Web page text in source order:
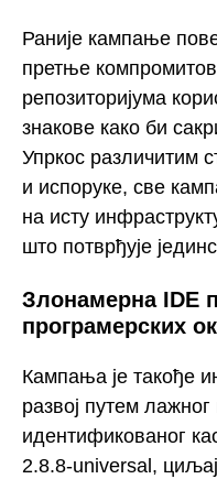
Раније кампање
претње
репозиторијума
знакове како би
Упркос различитим
и испоруке, све
на исту
што потврђује
Злонамерна
програмерских
Кампања је такође
развој путем
идентификованог
2.8.8-universal,